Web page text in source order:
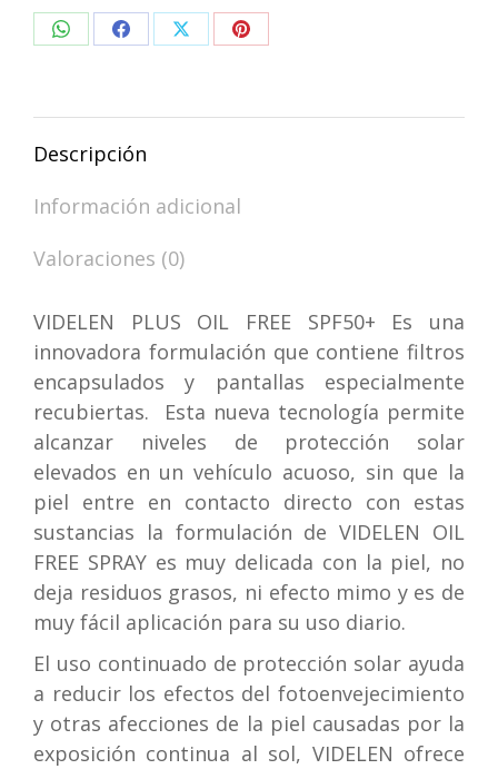
Spray
x120Ml
Compartir
WhatsApp
Compartir
Facebook
Compartir
X
Compartir
Pinterest
Descripción
Información adicional
Valoraciones (0)
VIDELEN PLUS OIL FREE SPF50+ Es una
innovadora formulación que contiene filtros
encapsulados y pantallas especialmente
recubiertas. Esta nueva tecnología permite
alcanzar niveles de protección solar
elevados en un vehículo acuoso, sin que la
piel entre en contacto directo con estas
sustancias la formulación de VIDELEN OIL
FREE SPRAY es muy delicada con la piel, no
deja residuos grasos, ni efecto mimo y es de
muy fácil aplicación para su uso diario.
El uso continuado de protección solar ayuda
a reducir los efectos del fotoenvejecimiento
y otras afecciones de la piel causadas por la
exposición continua al sol, VIDELEN ofrece